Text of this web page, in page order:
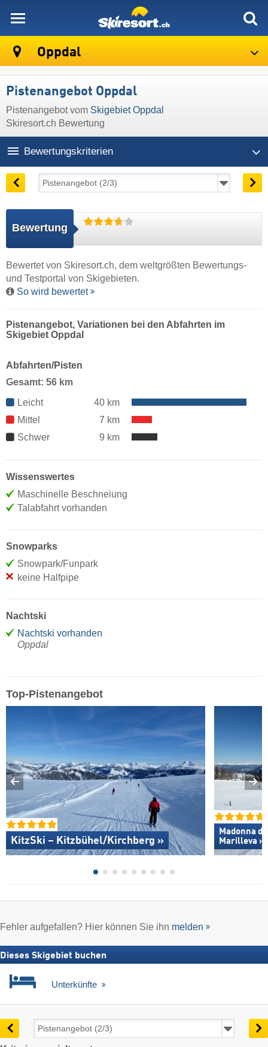
Oppdal
Pistenangebot Oppdal
Pistenangebot vom Skigebiet Oppdal
Skiresort.ch Bewertung
Bewertungskriterien
Bewertung
Bewertet von Skiresort.ch, dem weltgrößten Bewertungs-
und Testportal von Skigebieten.
So wird bewertet
Pistenangebot, Variationen bei den Abfahrten im
Skigebiet Oppdal
Abfahrten/Pisten
Gesamt: 56 km
Leicht
40 km
Mittel
7 km
Schwer
9 km
Wissenswertes
Maschinelle Beschneiung
Talabfahrt vorhanden
Snowparks
Snowpark/Funpark
keine Halfpipe
Nachtski
Nachtski vorhanden
Oppdal
Top-Pistenangebot
KitzSki – Kitzbühel/​Kirchberg »
Madonna
Marilleva »
Fehler aufgefallen? Hier können Sie ihn melden
Dieses Skigebiet buchen
Unterkünfte